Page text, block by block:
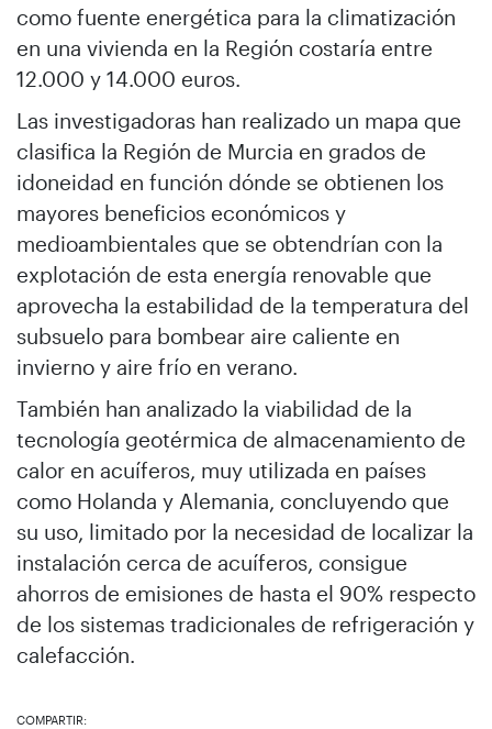
como fuente energética para la climatización
en una vivienda en la Región costaría entre
12.000 y 14.000 euros.
Las investigadoras han realizado un mapa que
clasifica la Región de Murcia en grados de
idoneidad en función dónde se obtienen los
mayores beneficios económicos y
medioambientales que se obtendrían con la
explotación de esta energía renovable que
aprovecha la estabilidad de la temperatura del
subsuelo para bombear aire caliente en
invierno y aire frío en verano.
También han analizado la viabilidad de la
tecnología geotérmica de almacenamiento de
calor en acuíferos, muy utilizada en países
como Holanda y Alemania, concluyendo que
su uso, limitado por la necesidad de localizar la
instalación cerca de acuíferos, consigue
ahorros de emisiones de hasta el 90% respecto
de los sistemas tradicionales de refrigeración y
calefacción.
COMPARTIR: